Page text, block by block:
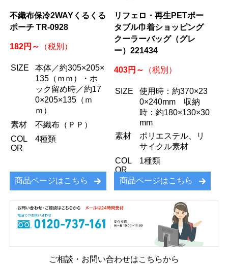
不織布保冷2WAYくるくる
ポーチ TR-0928
182円～ （税別）
SIZE
本体／約305×205×
135（ｍｍ）・ホ
ック留め時／約17
0×205×135（ｍ
ｍ）
素材
不織布（ＰＰ）
COL
OR
4種類
商品ページはこちら
リフェロ・再生PETポー
タブル巾着ショッピング
クーラーバッグ（グレ
ー）221434
403円～ （税別）
SIZE
使用時：約370×23
0×240mm 収納
時：約180×130×30
mm
素材
ポリエステル、リ
サイクル素材
COL
OR
1種類
商品ページはこちら
ご相談・お問い合わせはこちらから